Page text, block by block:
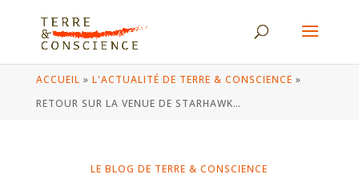
ACCUEIL » L'ACTUALITÉ DE TERRE & CONSCIENCE »
RETOUR SUR LA VENUE DE STARHAWK…
LE BLOG DE TERRE & CONSCIENCE